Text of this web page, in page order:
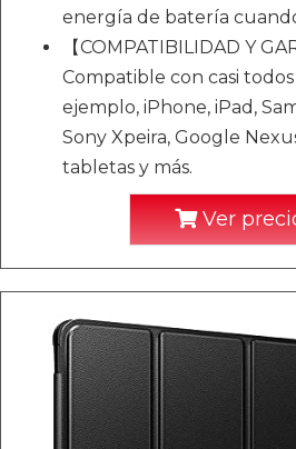
energía de batería
【COMPATIBILIDAD Y
Compatible con casi
ejemplo, iPhone, iPad,
Sony Xpeira, Google
tabletas y más.
Ver